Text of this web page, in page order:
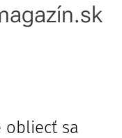
obliecť sa